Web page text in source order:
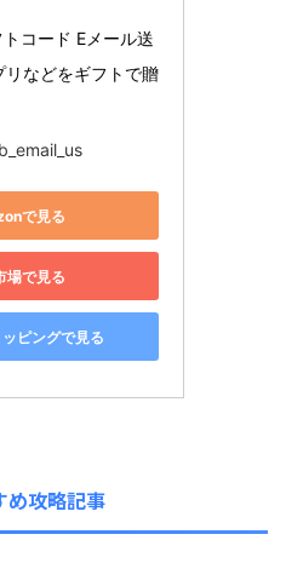
コード Eメール送
などをギフトで贈
で見る
場で見る
ピングで見る
め攻略記事